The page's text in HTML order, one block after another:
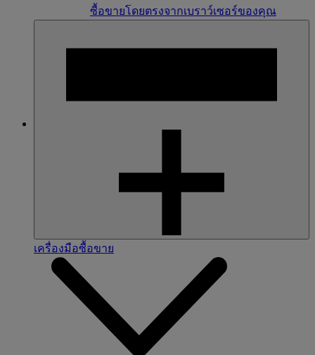
ซื้อขายโดยตรงจากเบราว์เซอร์ของคุณ
เครื่องมือซื้อขาย